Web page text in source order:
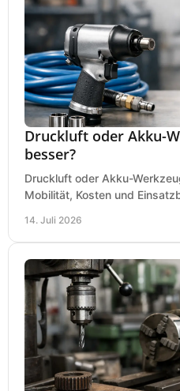
Druckluft oder Akku-
besser?
Druckluft oder Akku-
Mobilität, Kosten und
14. Juli 2026